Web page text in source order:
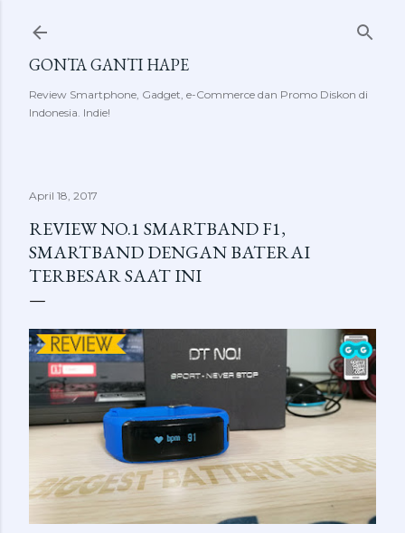
GONTA GANTI HAPE
Review Smartphone, Gadget, e-Commerce dan Promo Diskon di
Indonesia. Indie!
April 18, 2017
REVIEW NO.1 SMARTBAND F1,
SMARTBAND DENGAN BATERAI
TERBESAR SAAT INI